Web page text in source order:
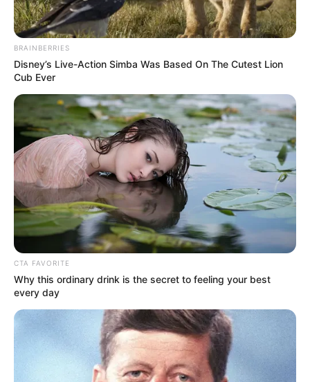
LIFESTYLE
Jadi Semangat, 10 Jenis
BRAINBERRIES
Disney’s Live-Action Simba Was Based On The Cutest Lion
Cub Ever
CTA FAVORITE
Why this ordinary drink is the secret to feeling your best
every day